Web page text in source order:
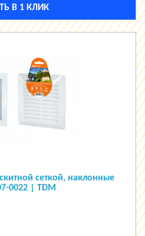
В 1 КЛИК
сеткой, наклонные
0022 | TDM